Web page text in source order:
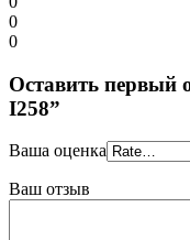
0
0
Оставить первый
I258”
Ваша оценка
Ваш отзыв